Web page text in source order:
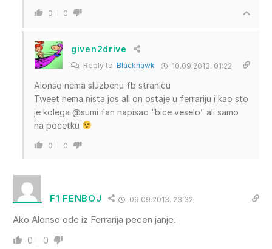
0 0
given2drive
Reply to Blackhawk 10.09.2013. 01:22
Alonso nema sluzbenu fb stranicu
Tweet nema nista jos ali on ostaje u ferrariju i kao sto
je kolega @sumi fan napisao “bice veselo” ali samo
na pocetku
0 0
F1 FENBOJ 09.09.2013. 23:32
Ako Alonso ode iz Ferrarija pecen janje.
0 0